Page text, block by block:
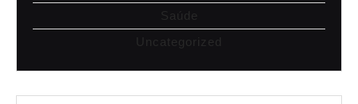
Saúde
Uncategorized